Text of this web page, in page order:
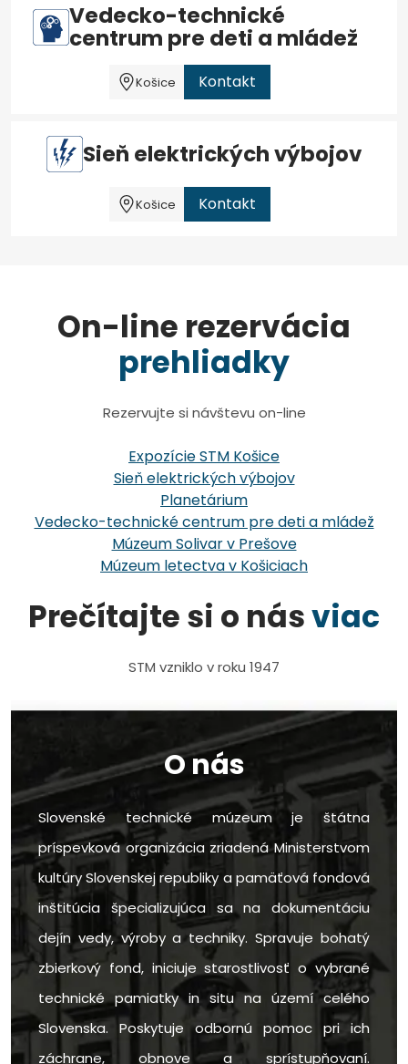
Vedecko-technické
centrum pre deti a mládež
Košice Kontakt
Sieň elektrických výbojov
Košice Kontakt
On-line rezervácia
prehliadky
Rezervujte si návštevu on-line
Expozície STM Košice
Sieň elektrických výbojov
Planetárium
Vedecko-technické centrum pre deti a mládež
Múzeum Solivar v Prešove
Múzeum letectva v Košiciach
Prečítajte si o násviac
STM vzniklo v roku 1947
O nás
Slovenské technické múzeum je štátna
príspevková organizácia zriadená Ministerstvom
kultúry Slovenskej republiky a pamäťová fondová
inštitúcia špecializujúca sa na dokumentáciu
dejín vedy, výroby a techniky. Spravuje bohatý
zbierkový fond, iniciuje starostlivosť o vybrané
technické pamiatky in situ na území celého
Slovenska. Poskytuje odbornú pomoc pri ich
záchrane, obnove a sprístupňovaní.